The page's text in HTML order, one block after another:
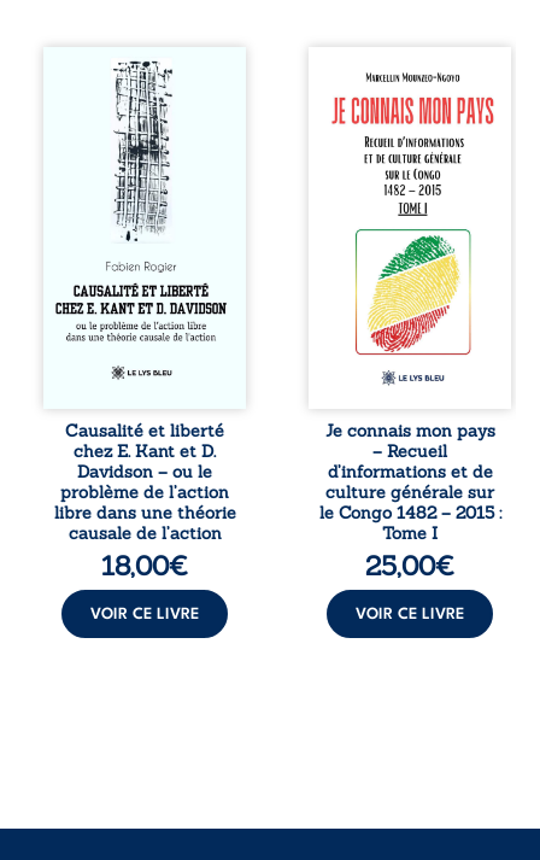
Sommes-nous
vraiment libres si
chacun de nos
actes s’inscrit
dans une chaîne
de causes ? À
travers une
confrontation
entre les pensées
d’Emmanuel Kant
et de Donald
Davidson, cet
essai explore les
liens entre libre
déterminisme
responsabilité. De
la volonté
kantienne au
monisme anomal
de Davidson, il
interroge la
manière dont les
intentions et les
croyances
peuvent ...
Causalité et liberté
chez E. Kant et D.
Davidson – ou le
problème de l’action
libre dans une théorie
causale de l’action
18,00€
VOIR CE LIVRE
Je connais mon
pays se présente
comme une œuvre
de transmission et
d’éveil civique,
destinée à raviver
la mémoire
congolaise. En
retraçant les
grandes étapes de
l’histoire
nationale, il
entend combattre
l’ignorance, le
repli identitaire et
l’affaiblissement
patriotique.
Accessible à tous,
ce recueil offre
des repères
essentiels pour
mieux
comprendre le ...
Je connais mon pays
– Recueil
d’informations et de
culture générale sur
le Congo 1482 – 2015 :
Tome I
25,00€
VOIR CE LIVRE